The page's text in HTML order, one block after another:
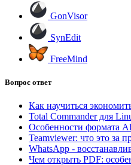
GonVisor
SynEdit
FreeMind
Вопрос ответ
Как научиться
Total Commander для
Особенности формата
Teamviewer: что это за
WhatsApp -
Чем открыть PDF: